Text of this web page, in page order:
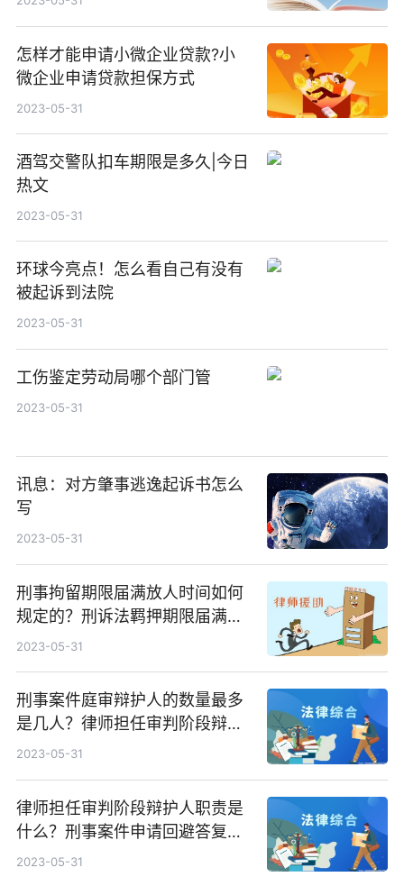
怎样才能申请小微企业贷款?小
微企业申请贷款担保方式
2023-05-31
酒驾交警队扣车期限是多久|今日
热文
2023-05-31
环球今亮点！怎么看自己有没有
被起诉到法院
2023-05-31
工伤鉴定劳动局哪个部门管
2023-05-31
讯息：对方肇事逃逸起诉书怎么
写
2023-05-31
刑事拘留期限届满放人时间如何
规定的？刑诉法羁押期限届满以
后应该怎么处理？
2023-05-31
刑事案件庭审辩护人的数量最多
是几人？律师担任审判阶段辩护
人有哪些职责？
2023-05-31
律师担任审判阶段辩护人职责是
什么？刑事案件申请回避答复的
时间如何规定的？
2023-05-31